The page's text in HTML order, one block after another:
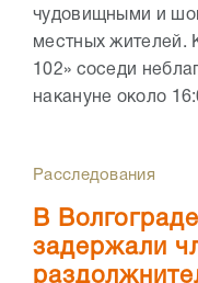
чудовищными и
местных жителей.
102» соседи
накануне около
Расследования
В
задержали